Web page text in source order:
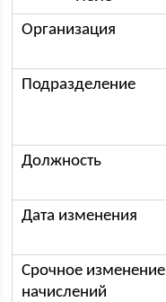
Организация
Подразделение
Должность
Дата изменения
Срочное изменение
начислений